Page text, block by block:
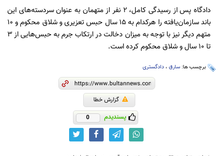
دادگاه پس از رسیدگی کامل، ۲ نفر از متهمان به عنوان سردسته‌های این
باند سازمان‌یافته را هرکدام به ۱۵ سال حبس تعزیری و شلاق محکوم و ۱۰
متهم دیگر نیز با توجه به میزان دخالت در ارتکاب جرم به حبس‌هایی از ۳
تا ۱۰ سال و شلاق محکوم کرده است.
برچسب ها: سارق ، دادگستری
گزارش خطا
پسندیدم 0